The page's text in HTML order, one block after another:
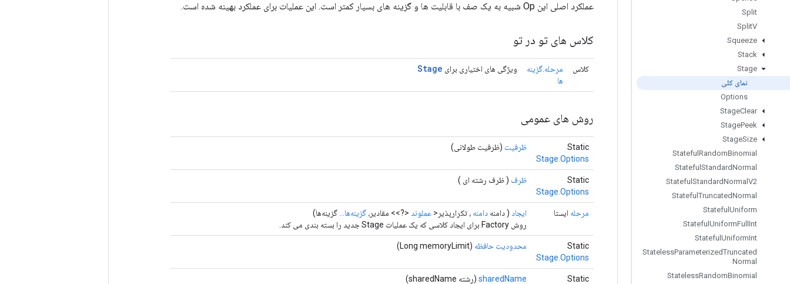
Split
SplitV
Squeeze
Stack
Stage
نمای کلی
Options
StageClear
StagePeek
StageSize
Stateful RandomBinomial
Stateful StandardNormal
Stateful StandardNormal V2
Stateful TruncatedNormal
Stateful Uniform
Stateful UniformFull Int
Stateful UniformInt
StatelessParameterizedTruncated
Normal
StatelessRandomBinomial
عملکرد اصلی این Op شبیه به یک صف با قابلیت ها و گزینه های بسیار کمتر است. این عملیات برای عملکرد بهینه شده است.
کلاس های تو در تو
کلاس
مرحله.گزینه
ها
ویژگی های اختیاری برای Stage
روش های عمومی
Static
Stage.Options
ظرفیت (ظرفیت طولانی)
Static
Stage.Options
ظرف ( ظرف رشته ای )
مرحله ایستا ایجاد ( دامنه دامنه ، تکرارپذیر< عملوند <?>> مقادیر، گزینه‌ها...
گزینه‌ها)
روش Factory برای ایجاد کلاسی که یک عملیات Stage جدید را بسته بندی می کند.
Static
Stage.Options
محدودیت حافظه (Long memoryLimit)
Static
sharedName (رشته sharedName)